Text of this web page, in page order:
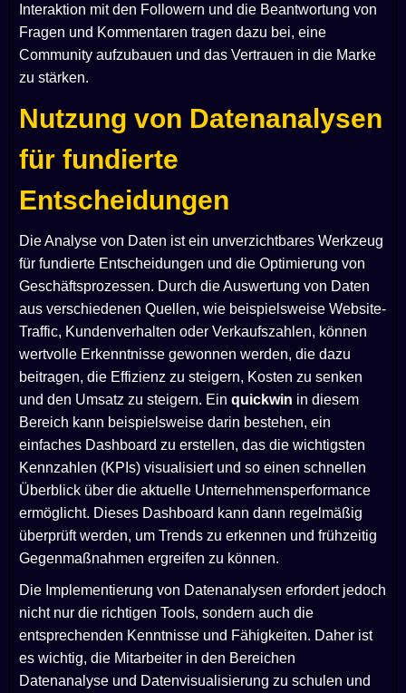
Interaktion mit den Followern und die Beantwortung von
Fragen und Kommentaren tragen dazu bei, eine
Community aufzubauen und das Vertrauen in die Marke
zu stärken.
Nutzung von Datenanalysen
für fundierte
Entscheidungen
Die Analyse von Daten ist ein unverzichtbares Werkzeug
für fundierte Entscheidungen und die Optimierung von
Geschäftsprozessen. Durch die Auswertung von Daten
aus verschiedenen Quellen, wie beispielsweise Website-
Traffic, Kundenverhalten oder Verkaufszahlen, können
wertvolle Erkenntnisse gewonnen werden, die dazu
beitragen, die Effizienz zu steigern, Kosten zu senken
und den Umsatz zu steigern. Ein quickwin in diesem
Bereich kann beispielsweise darin bestehen, ein
einfaches Dashboard zu erstellen, das die wichtigsten
Kennzahlen (KPIs) visualisiert und so einen schnellen
Überblick über die aktuelle Unternehmensperformance
ermöglicht. Dieses Dashboard kann dann regelmäßig
überprüft werden, um Trends zu erkennen und frühzeitig
Gegenmaßnahmen ergreifen zu können.
Die Implementierung von Datenanalysen erfordert jedoch
nicht nur die richtigen Tools, sondern auch die
entsprechenden Kenntnisse und Fähigkeiten. Daher ist
es wichtig, die Mitarbeiter in den Bereichen
Datenanalyse und Datenvisualisierung zu schulen und